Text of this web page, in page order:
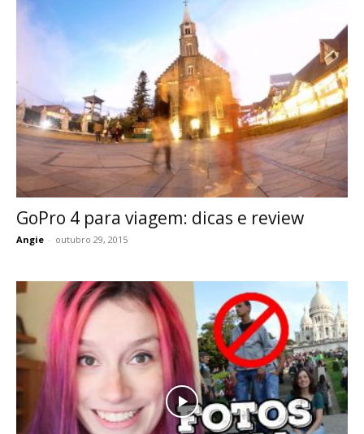
GoPro 4 para viagem: dicas e review
Angie - outubro 29, 2015